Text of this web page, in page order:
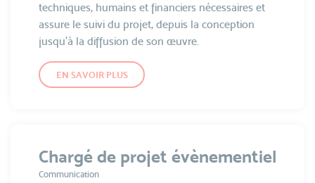
techniques, humains et financiers nécessaires et
assure le suivi du projet, depuis la conception
jusqu’à la diffusion de son œuvre.
EN SAVOIR PLUS
Chargé de projet évènementiel
Communication